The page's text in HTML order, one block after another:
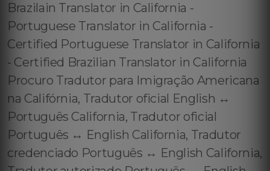
Brazilain Translator in California -
Portuguese Translator in California -
Certified Portuguese Translator in California
- Certified Brazilian Translator in California
Procuro Tradutor para Imigração Americana
na Califórnia, Tradutor oficial English ↔️
Português California, Tradutor oficial
Português ↔️ English California, Tradutor
credenciado Português ↔️ English California,